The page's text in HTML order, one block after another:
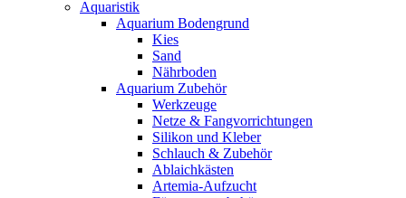
Aquaristik
Aquarium Bodengrund
Kies
Sand
Nährboden
Aquarium Zubehör
Werkzeuge
Netze & Fangvorrichtungen
Silikon und Kleber
Schlauch & Zubehör
Ablaichkästen
Artemia-Aufzucht